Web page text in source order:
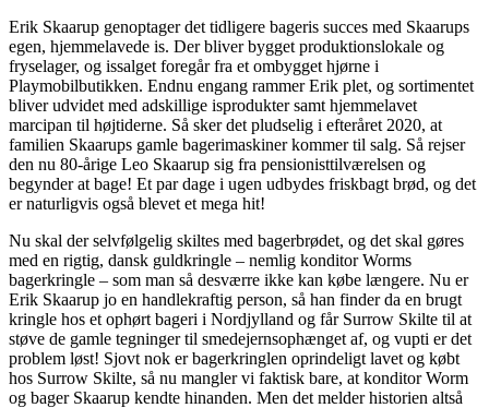
Erik Skaarup genoptager det tidligere bageris succes med Skaarups
egen, hjemmelavede is. Der bliver bygget produktionslokale og
fryselager, og issalget foregår fra et ombygget hjørne i
Playmobilbutikken. Endnu engang rammer Erik plet, og sortimentet
bliver udvidet med adskillige isprodukter samt hjemmelavet
marcipan til højtiderne. Så sker det pludselig i efteråret 2020, at
familien Skaarups gamle bagerimaskiner kommer til salg. Så rejser
den nu 80-årige Leo Skaarup sig fra pensionisttilværelsen og
begynder at bage! Et par dage i ugen udbydes friskbagt brød, og det
er naturligvis også blevet et mega hit!
Nu skal der selvfølgelig skiltes med bagerbrødet, og det skal gøres
med en rigtig, dansk guldkringle – nemlig konditor Worms
bagerkringle – som man så desværre ikke kan købe længere. Nu er
Erik Skaarup jo en handlekraftig person, så han finder da en brugt
kringle hos et ophørt bageri i Nordjylland og får Surrow Skilte til at
støve de gamle tegninger til smedejernsophænget af, og vupti er det
problem løst! Sjovt nok er bagerkringlen oprindeligt lavet og købt
hos Surrow Skilte, så nu mangler vi faktisk bare, at konditor Worm
og bager Skaarup kendte hinanden. Men det melder historien altså